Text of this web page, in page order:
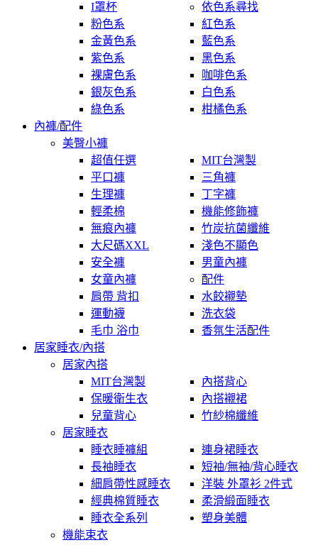
I罩杯
依色系尋找
粉色系
紅色系
金黃色系
藍色系
紫色系
黑色系
裸膚色系
咖啡色系
銀灰色系
白色系
綠色系
柑橘色系
內褲/配件
美臀小褲
超值任選
MIT台灣製
平口褲
三角褲
生理褲
丁字褲
輕柔棉
機能修飾褲
無痕內褲
竹炭抗菌纖維
大尺碼XXL
淺色不顯色
安全褲
男童內褲
女童內褲
配件
肩帶 背扣
水餃襯墊
運動襪
洗衣袋
毛巾 浴巾
香氛生活配件
居家睡衣/內搭
居家內搭
MIT台灣製
內搭背心
保暖衛生衣
內搭襯裙
兒童背心
竹紗棉纖維
居家睡衣
睡衣睡褲組
連身裙睡衣
長袖睡衣
短袖/無袖/背心睡衣
細肩帶性感睡衣
洋裝 外罩衫 2件式
經典棉質睡衣
柔滑緞面睡衣
睡衣全系列
塑身美體
機能束衣